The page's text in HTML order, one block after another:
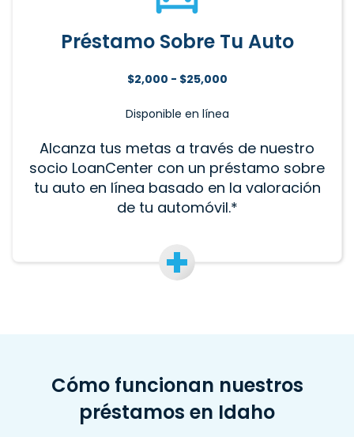
Préstamo Sobre Tu Auto
$2,000 - $25,000
Disponible en línea
Alcanza tus metas a través de nuestro
socio LoanCenter con un préstamo sobre
tu auto en línea basado en la valoración
de tu automóvil.*
Cómo funcionan nuestros
préstamos en Idaho